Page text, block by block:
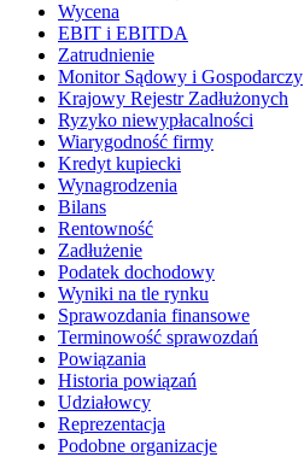
Wycena
EBIT i EBITDA
Zatrudnienie
Monitor Sądowy i Gospodarczy
Krajowy Rejestr Zadłużonych
Ryzyko niewypłacalności
Wiarygodność firmy
Kredyt kupiecki
Wynagrodzenia
Bilans
Rentowność
Zadłużenie
Podatek dochodowy
Wyniki na tle rynku
Sprawozdania finansowe
Terminowość sprawozdań
Powiązania
Historia powiązań
Udziałowcy
Reprezentacja
Podobne organizacje